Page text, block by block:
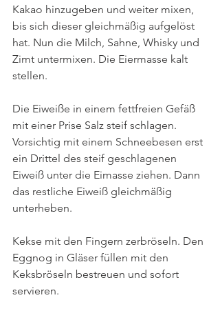
Kakao hinzugeben und weiter mixen,
bis sich dieser gleichmäßig aufgelöst
hat. Nun die Milch, Sahne, Whisky und
Zimt untermixen. Die Eiermasse kalt
stellen.
Die Eiweiße in einem fettfreien Gefäß
mit einer Prise Salz steif schlagen.
Vorsichtig mit einem Schneebesen erst
ein Drittel des steif geschlagenen
Eiweiß unter die Eimasse ziehen. Dann
das restliche Eiweiß gleichmäßig
unterheben.
Kekse mit den Fingern zerbröseln. Den
Eggnog in Gläser füllen mit den
Keksbröseln bestreuen und sofort
servieren.